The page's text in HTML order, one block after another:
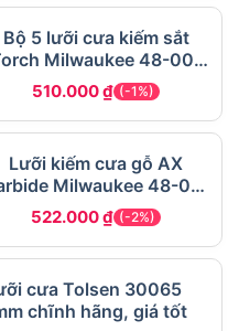
Sata 93404ME.
nổi bật của
Bộ 5 lưỡi cưa kiếm sắt
Milwaukee 48-00-
4787 T14 228.6mm
510.000₫ (-1%)
Lưỡi kiếm cưa gỗ AX
Milwaukee 48-00-
5226 T5 225.36mm
522.000₫ (-2%)
cưa Tolsen 30065
chĩnh hãng, giá tốt